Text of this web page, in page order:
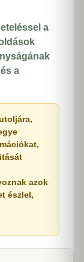
a
a
azok
észlel,